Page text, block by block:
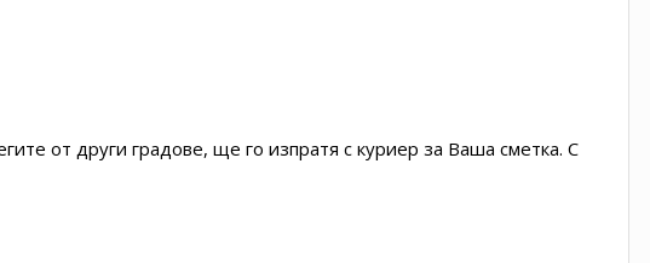
от други градове, ще го изпратя с куриер за Ваша сметка. С